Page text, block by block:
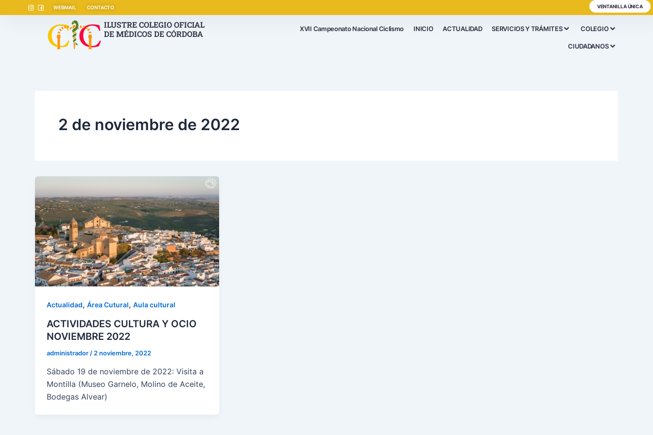
WEBMAIL CONTACTO VENTANILLA ÚNICA
ILUSTRE COLEGIO OFICIAL
DE MÉDICOS DE CÓRDOBA
XVII Campeonato Nacional Ciclismo INICIO ACTUALIDAD SERVICIOS Y TRÁMITES COLEGIO
CIUDADANOS
2 de noviembre de 2022
Actualidad, Área Cutural, Aula cultural
ACTIVIDADES CULTURA Y OCIO
NOVIEMBRE 2022
administrador / 2 noviembre, 2022
Sábado 19 de noviembre de 2022: Visita a
Montilla (Museo Garnelo, Molino de Aceite,
Bodegas Alvear)